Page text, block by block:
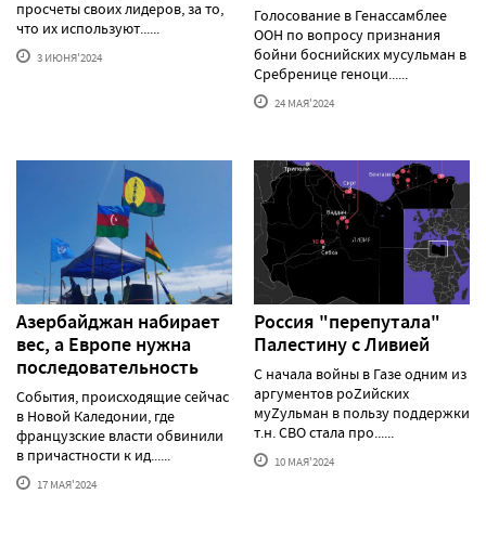
просчеты своих лидеров, за то,
что их используют......
3 ИЮНЯ'2024
Голосование в Генассамблее
ООН по вопросу признания
бойни боснийских мусульман в
Сребренице геноци......
24 МАЯ'2024
Азербайджан набирает
вес, а Европе нужна
последовательность
События, происходящие сейчас
в Новой Каледонии, где
французские власти обвинили
в причастности к ид......
17 МАЯ'2024
Россия "перепутала"
Палестину с Ливией
С начала войны в Газе одним из
аргументов роZийских
муZульман в пользу поддержки
т.н. СВО стала про......
10 МАЯ'2024